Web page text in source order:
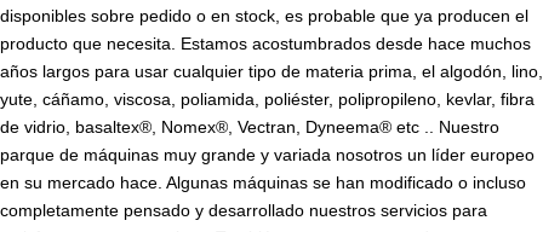
disponibles sobre pedido o en stock, es probable que ya producen el
producto que necesita. Estamos acostumbrados desde hace muchos
años largos para usar cualquier tipo de materia prima, el algodón, lino,
yute, cáñamo, viscosa, poliamida, poliéster, polipropileno, kevlar, fibra
de vidrio, basaltex®, Nomex®, Vectran, Dyneema® etc .. Nuestro
parque de máquinas muy grande y variada nosotros un líder europeo
en su mercado hace. Algunas máquinas se han modificado o incluso
completamente pensado y desarrollado nuestros servicios para